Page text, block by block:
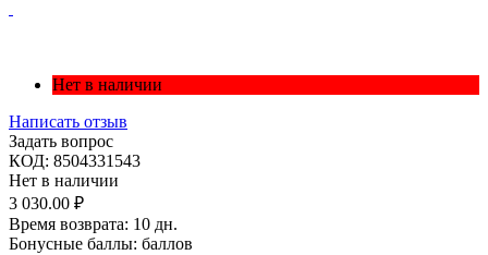
Нет в наличии
Написать отзыв
Задать вопрос
КОД: 8504331543
Нет в наличии
3 030.00 ₽
Время возврата: 10 дн.
Бонусные баллы: баллов